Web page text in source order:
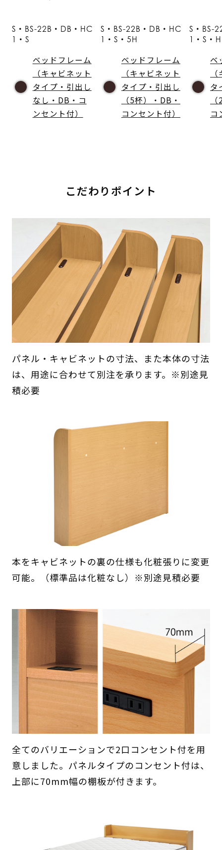
S・BS-22B・DB・HC
1・S
ベッドフレーム
（キャビネット
タイプ・引出し
なし・DB・コ
ンセント付）
S・BS-22B・DB・HC
1・S・5H
ベッドフレーム
（キャビネット
タイプ・引出し
（5杯）・DB・
コンセント付）
S・BS-
1・S・
ベ
タ
コ
こだわりポイント
パネル・キャビネットの寸法、また本体の寸法
は、用途に合わせて別注を承ります。※別途見
積必要
本をキャビネットの裏の仕様も化粧張りに変更
可能。（標準品は化粧なし）※別途見積必要
全てのバリエーションで2口コンセント付を用
意しました。パネルタイプのコンセント付は、
上部に70mm幅の棚板が付きます。